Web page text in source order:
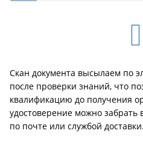
Скан документа высылаем по
после проверки знаний, что
квалификацию до получения
удостоверение можно забрать
по почте или службой доставки.